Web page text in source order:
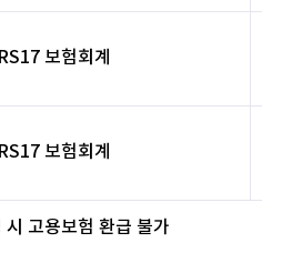
보험회계
보험회계
고용보험 환급 불가